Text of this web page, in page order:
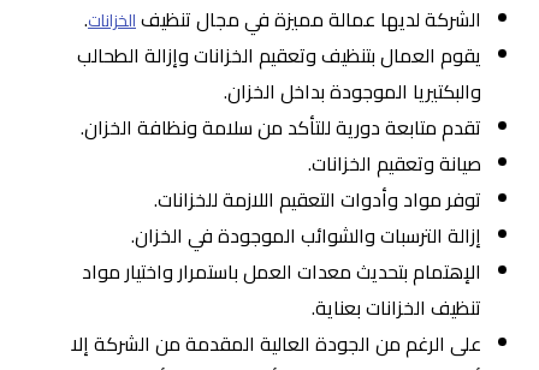
الشركة لديها عمالة مميزة في مجال تنظيفالخزانات.
يقوم العمال بتنظيف وتعقيم الخزانات وإزالة الطحالب
والبكتيريا الموجودة بداخل الخزان.
تقدم متابعة دورية للتأكد من سلامة ونظافة الخزان.
صيانة وتعقيم الخزانات.
توفر مواد وأدوات التعقيم اللازمة للخزانات.
إزالة الترسبات والشوائب الموجودة في الخزان.
الإهتمام بتحديث معدات العمل باستمرار واختيار مواد
تنظيف الخزانات بعناية.
على الرغم من الجودة العالية المقدمة من الشركة إلا